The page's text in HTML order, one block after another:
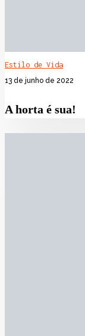
Estilo de Vida
13 de junho de 2022
A horta é sua!